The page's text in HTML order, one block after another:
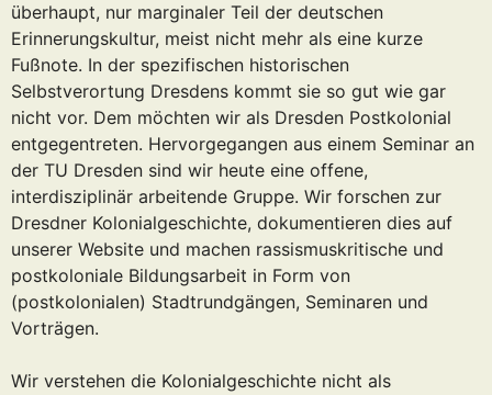
überhaupt, nur marginaler Teil der deutschen
Erinnerungskultur, meist nicht mehr als eine kurze
Fußnote. In der spezifischen historischen
Selbstverortung Dresdens kommt sie so gut wie gar
nicht vor. Dem möchten wir als Dresden Postkolonial
entgegentreten. Hervorgegangen aus einem Seminar an
der TU Dresden sind wir heute eine offene,
interdisziplinär arbeitende Gruppe. Wir forschen zur
Dresdner Kolonialgeschichte, dokumentieren dies auf
unserer Website und machen rassismuskritische und
postkoloniale Bildungsarbeit in Form von
(postkolonialen) Stadtrundgängen, Seminaren und
Vorträgen.
Wir verstehen die Kolonialgeschichte nicht als